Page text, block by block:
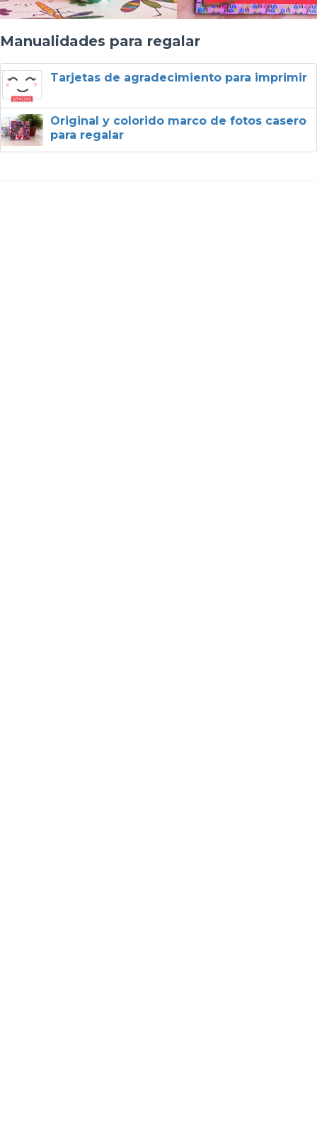
Manualidades para regalar
Tarjetas de agradecimiento para imprimir
Original y colorido marco de fotos casero
para regalar